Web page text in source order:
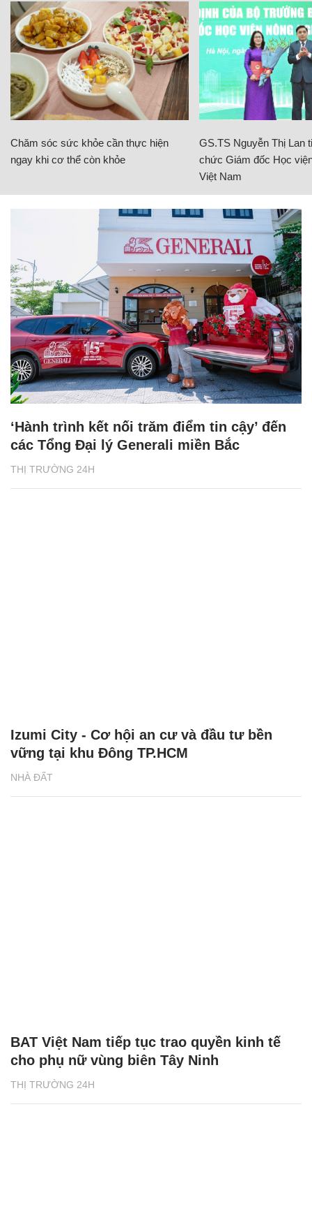
Chăm sóc sức khỏe cần thực hiện
ngay khi cơ thể còn khỏe
GS.TS Nguyễn Thị Lan
chức Giám đốc Học
Việt Nam
THỊ TRƯỜNG 24H
‘Hành trình kết nối trăm điểm tin cậy’ đến
các Tổng Đại lý Generali miền Bắc
NHÀ ĐẤT
Izumi City - Cơ hội an cư và đầu tư bền
vững tại khu Đông TP.HCM
THỊ TRƯỜNG 24H
BAT Việt Nam tiếp tục trao quyền kinh tế
cho phụ nữ vùng biên Tây Ninh